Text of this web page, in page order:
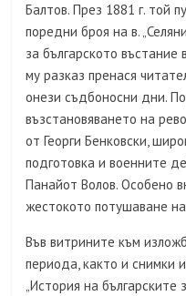
Балтов. През 1881 г. той
поредни броя на в.
за българското въстание
му разказ пренася
онези съдбоносни дни.
възстановяването на
от Георги Бенковски,
подготовка и военните
Панайот Волов. Особено
жестокото потушаване
Във витрините към
периода, както и
„История на